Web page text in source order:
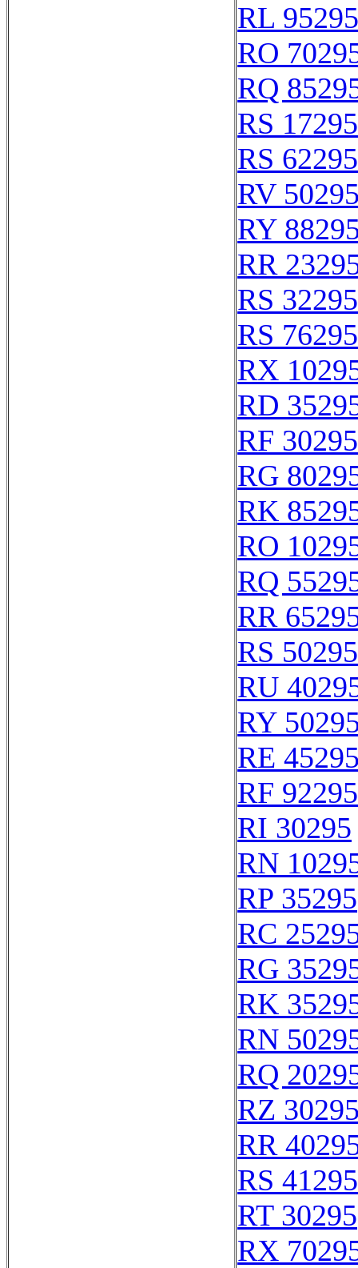
RL 95295
RO
RQ
RS 17295
RS 62295
RV
RY
RR
RS 32295
RS 76295
RX
RD
RF 30295
RG
RK
RO
RQ
RR
RS 50295
RU
RY
RE
RF 92295
RI 30295
RN
RP 35295
RC
RG
RK
RN
RQ
RZ
RR
RS 41295
RT 30295
RX